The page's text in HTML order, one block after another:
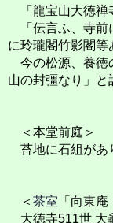
「龍宝山大徳禅
「伝言ふ、寺前
に玲瓏閣竹影閣等
今の松源、養徳
山の封彊なり」と
＜本堂前庭＞
苔地に石組があ
＜ 茶室 「向東
大徳寺511世 大